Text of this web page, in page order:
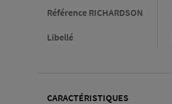
Référence RICHARDSON
Libellé
CARACTÉRISTIQUES